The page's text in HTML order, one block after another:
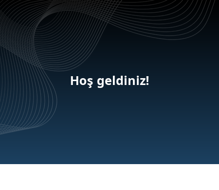
Hoş geldiniz!